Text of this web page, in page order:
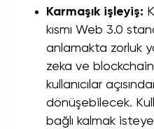
Karmaşık işleyiş:
kısmı Web 3.0
anlamakta zorluk
zeka ve
kullanıcılar
dönüşebilecek.
bağlı kalmak